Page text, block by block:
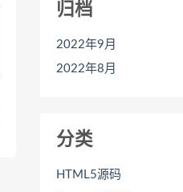
归档
2022年9月
2022年8月
分类
HTML5源码